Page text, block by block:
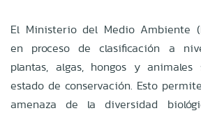
El Ministerio del Medio Ambiente
en proceso de clasificación a
plantas, algas, hongos y animales
estado de conservación. Esto
amenaza de la diversidad